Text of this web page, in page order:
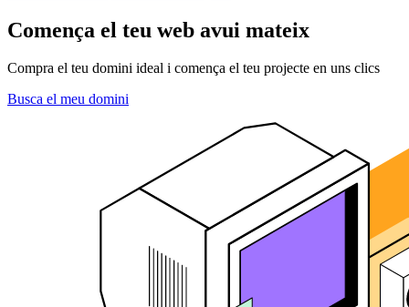
Comença el teu web avui mateix
Compra el teu domini ideal i comença el teu projecte en uns clics
Busca el meu domini